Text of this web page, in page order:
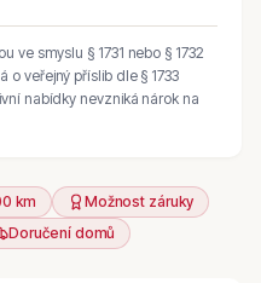
ve smyslu § 1731 nebo § 1732
o veřejný příslib dle § 1733
nabídky nevzniká nárok na
km
Možnost záruky
Doručení domů